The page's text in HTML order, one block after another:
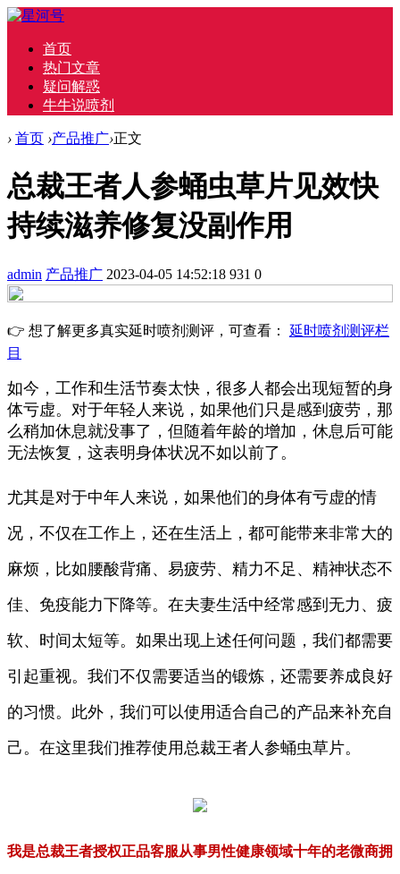
首页
热门文章
疑问解惑
牛牛说喷剂
› 首页 ›产品推广›正文
总裁王者人参蛹虫草片见效快
持续滋养修复没副作用
admin 产品推广 2023-04-05 14:52:18 931 0
👉 想了解更多真实延时喷剂测评，可查看： 延时喷剂测评栏
目
如今，工作和生活节奏太快，很多人都会出现短暂的身
体亏虚。对于年轻人来说，如果他们只是感到疲劳，那
么稍加休息就没事了，但随着年龄的增加，休息后可能
无法恢复，这表明身体状况不如以前了。
尤其是对于中年人来说，如果他们的身体有亏虚的情
况，不仅在工作上，还在生活上，都可能带来非常大的
麻烦，比如腰酸背痛、易疲劳、精力不足、精神状态不
佳、免疫能力下降等。在夫妻生活中经常感到无力、疲
软、时间太短等。如果出现上述任何问题，我们都需要
引起重视。我们不仅需要适当的锻炼，还需要养成良好
的习惯。此外，我们可以使用适合自己的产品来补充自
己。在这里我们推荐使用总裁王者人参蛹虫草片。
我是总裁王者授权正品客服从事男性健康领域十年的老微商拥